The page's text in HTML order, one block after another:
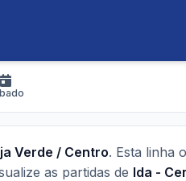
Verde / Centro. Esta linha
as partidas de Ida -